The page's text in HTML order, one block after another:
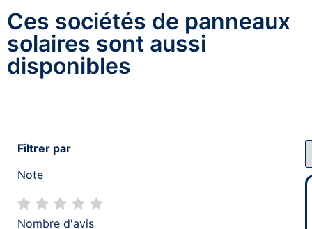
Ces sociétés de panneaux
solaires sont aussi
disponibles
Filtrer par
Note
Nombre d'avis